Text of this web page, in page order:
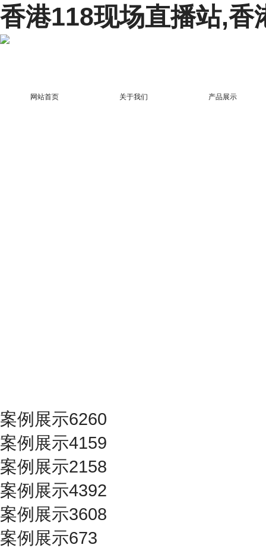
香港118现场直播站,香
网站首页 关于我们 产品展示
案例展示6260
案例展示4159
案例展示2158
案例展示4392
案例展示3608
案例展示673